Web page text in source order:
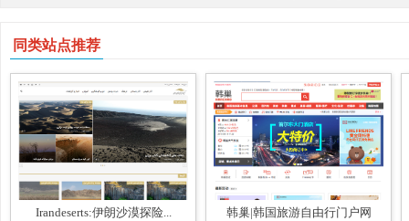
同类站点推荐
Irandeserts:伊朗沙漠探险... 韩巢|韩国旅游自由行门户网